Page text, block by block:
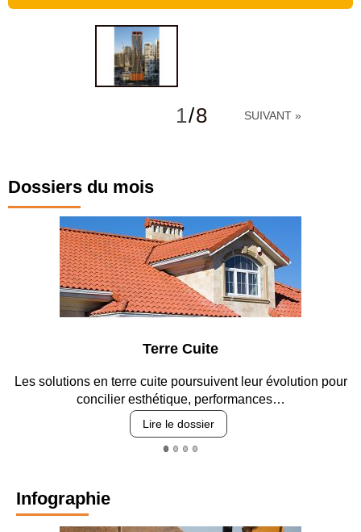
1/8 SUIVANT »
Dossiers du mois
poursuivent leur évolution pour
performances…
Entre circulation,
Infographie